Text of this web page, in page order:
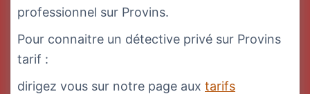
professionnel sur Provins.
Pour connaitre un détective privé sur Provins
tarif :
dirigez vous sur notre page aux tarifs